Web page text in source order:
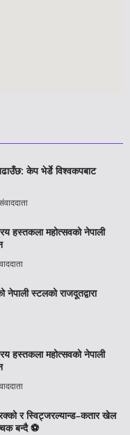
केप भेर्डे विश्वकपबाट
हस्तकला महोत्सवको नेपाली
स्टलको राजदूतद्वारा
हस्तकला महोत्सवको नेपाली
र स्विट्जरल्यान्ड–कतार खेल
बन्दै ⚽️